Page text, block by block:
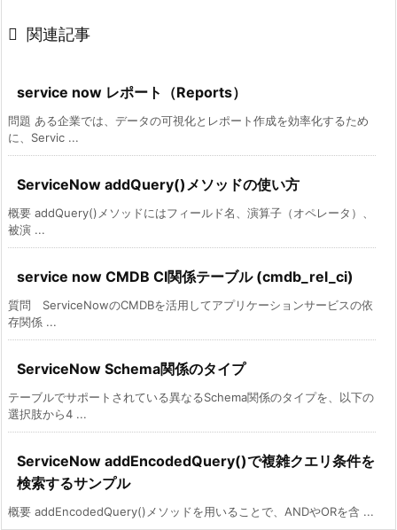
 関連記事
service now レポート（Reports）
問題 ある企業では、データの可視化とレポート作成を効率化するため
に、Servic ...
ServiceNow addQuery()メソッドの使い方
概要 addQuery()メソッドにはフィールド名、演算子（オペレータ）、
被演 ...
service now CMDB CI関係テーブル (cmdb_rel_ci)
質問 ServiceNowのCMDBを活用してアプリケーションサービスの依
存関係 ...
ServiceNow Schema関係のタイプ
テーブルでサポートされている異なるSchema関係のタイプを、以下の
選択肢から4 ...
ServiceNow addEncodedQuery()で複雑クエリ条件を
検索するサンプル
概要 addEncodedQuery()メソッドを用いることで、ANDやORを含 ...